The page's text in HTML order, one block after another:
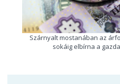
Szárnyalt mostanában az
sokáig elbírna a